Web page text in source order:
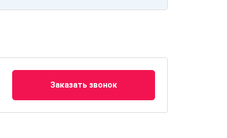
Заказать звонок